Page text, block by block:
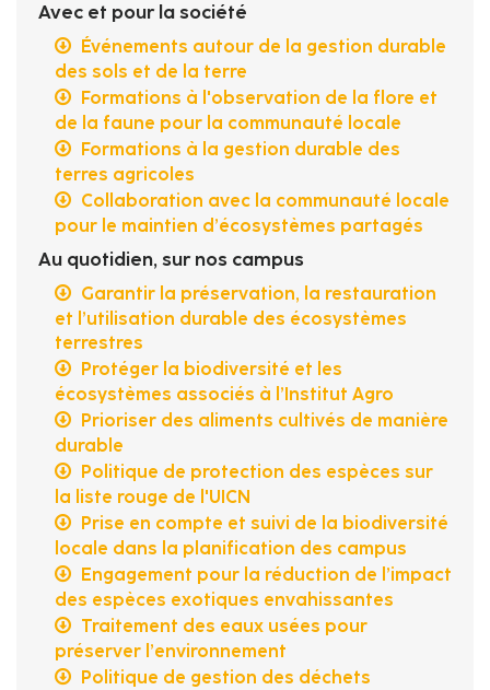
Avec et pour la société
Événements autour de la gestion durable
des sols et de la terre
Formations à l'observation de la flore et
de la faune pour la communauté locale
Formations à la gestion durable des
terres agricoles
Collaboration avec la communauté locale
pour le maintien d’écosystèmes partagés
Au quotidien, sur nos campus
Garantir la préservation, la restauration
et l’utilisation durable des écosystèmes
terrestres
Protéger la biodiversité et les
écosystèmes associés à l’Institut Agro
Prioriser des aliments cultivés de manière
durable
Politique de protection des espèces sur
la liste rouge de l'UICN
Prise en compte et suivi de la biodiversité
locale dans la planification des campus
Engagement pour la réduction de l’impact
des espèces exotiques envahissantes
Traitement des eaux usées pour
préserver l’environnement
Politique de gestion des déchets